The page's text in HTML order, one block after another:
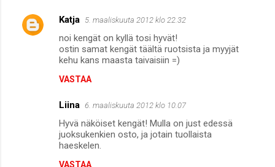
Katja 5. maaliskuuta 2012 klo 22.32
noi kengät on kyllä tosi hyvät!
ostin samat kengät täältä ruotsista ja myyjät
kehu kans maasta taivaisiin =)
VASTAA
Liina 6. maaliskuuta 2012 klo 10.07
Hyvä näköiset kengät! Mulla on just edessä
juoksukenkien osto, ja jotain tuollaista
haeskelen.
VASTAA